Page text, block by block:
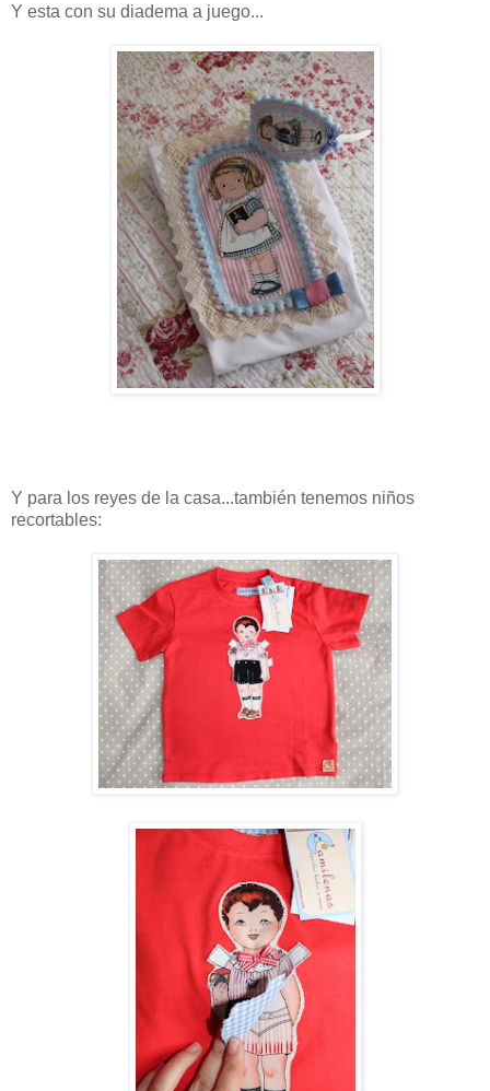
Y esta con su diadema a juego...
Y para los reyes de la casa...también tenemos niños
recortables: